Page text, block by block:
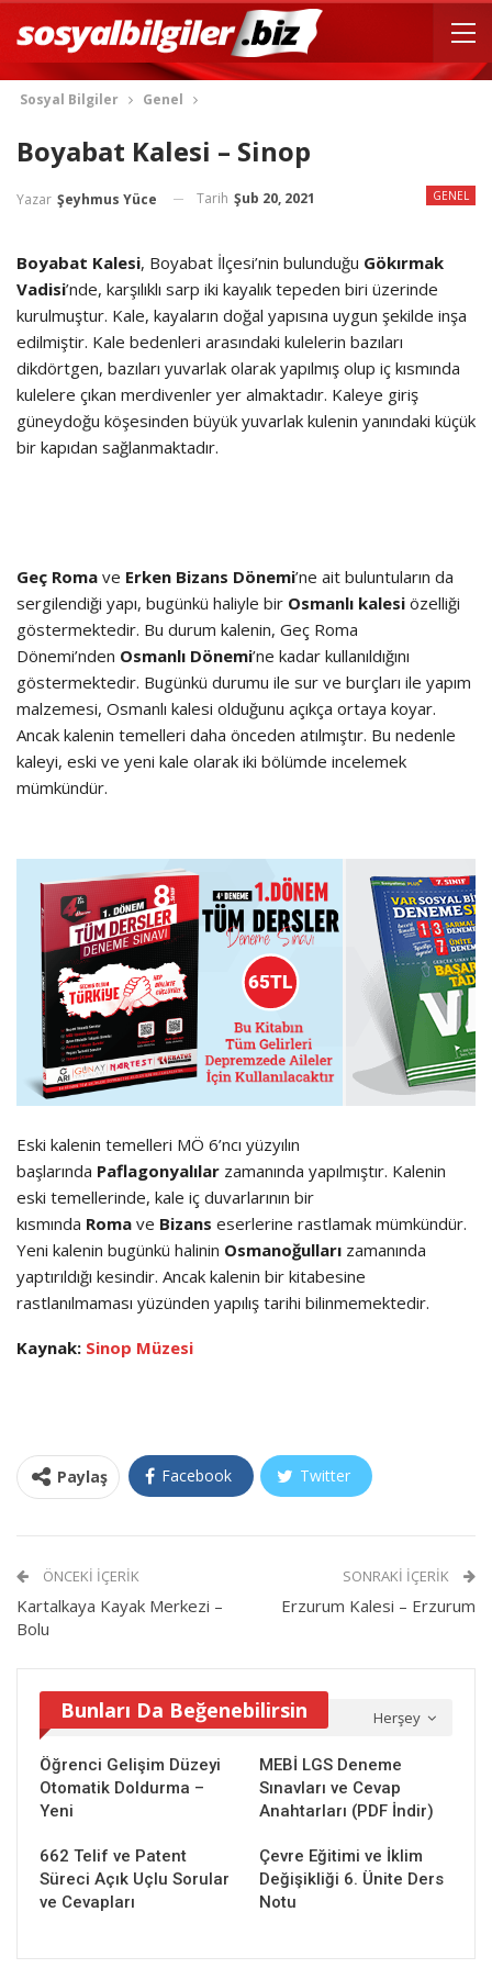
Sosyal Bilgiler Genel
Boyabat Kalesi – Sinop
GENEL
Yazar Şeyhmus Yüce Tarih Şub 20, 2021
Boyabat Kalesi, Boyabat İlçesi’nin bulunduğu Gökırmak
Vadisi’nde, karşılıklı sarp iki kayalık tepeden biri üzerinde
kurulmuştur. Kale, kayaların doğal yapısına uygun şekilde inşa
edilmiştir. Kale bedenleri arasındaki kulelerin bazıları
dikdörtgen, bazıları yuvarlak olarak yapılmış olup iç kısmında
kulelere çıkan merdivenler yer almaktadır. Kaleye giriş
güneydoğu köşesinden büyük yuvarlak kulenin yanındaki küçük
bir kapıdan sağlanmaktadır.
Geç Roma ve Erken Bizans Dönemi’ne ait buluntuların da
sergilendiği yapı, bugünkü haliyle bir Osmanlı kalesi özelliği
göstermektedir. Bu durum kalenin, Geç Roma
Dönemi’nden Osmanlı Dönemi’ne kadar kullanıldığını
göstermektedir. Bugünkü durumu ile sur ve burçları ile yapım
malzemesi, Osmanlı kalesi olduğunu açıkça ortaya koyar.
Ancak kalenin temelleri daha önceden atılmıştır. Bu nedenle
kaleyi, eski ve yeni kale olarak iki bölümde incelemek
mümkündür.
Eski kalenin temelleri MÖ 6’ncı yüzyılın
başlarında Paflagonyalılar zamanında yapılmıştır. Kalenin
eski temellerinde, kale iç duvarlarının bir
kısmında Roma ve Bizans eserlerine rastlamak mümkündür.
Yeni kalenin bugünkü halinin Osmanoğulları zamanında
yaptırıldığı kesindir. Ancak kalenin bir kitabesine
rastlanılmaması yüzünden yapılış tarihi bilinmemektedir.
Kaynak: Sinop Müzesi
Paylaş Facebook Twitter
ÖNCEKI İÇERIK
Kartalkaya Kayak Merkezi –
Bolu
SONRAKI İÇERIK
Erzurum Kalesi – Erzurum
Herşey
Bunları Da Beğenebilirsin
Öğrenci Gelişim Düzeyi
Otomatik Doldurma –
Yeni
MEBİ LGS Deneme
Sınavları ve Cevap
Anahtarları (PDF İndir)
662 Telif ve Patent
Süreci Açık Uçlu Sorular
ve Cevapları
Çevre Eğitimi ve İklim
Değişikliği 6. Ünite Ders
Notu